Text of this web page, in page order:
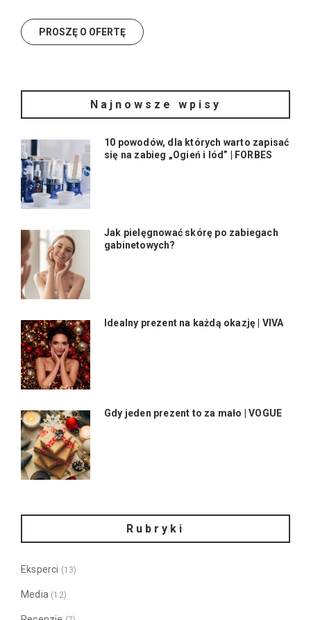
Najnowsze wpisy
10 powodów, dla których warto zapisać
się na zabieg „Ogień i lód” | FORBES
Jak pielęgnować skórę po zabiegach
gabinetowych?
Idealny prezent na każdą okazję | VIVA
Gdy jeden prezent to za mało | VOGUE
Rubryki
Eksperci (13)
Media (12)